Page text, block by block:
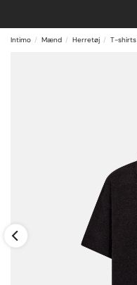
Intimo Mænd Herretøj T-shirts